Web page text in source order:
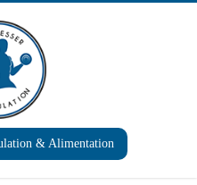
& Alimentation